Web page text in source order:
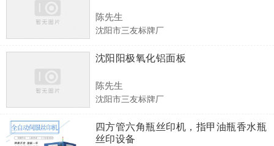
陈先生
沈阳市三友标牌厂
沈阳阳极氧化铝面板
陈先生
沈阳市三友标牌厂
四方管六角瓶丝印机，指甲油瓶香水瓶
丝印设备